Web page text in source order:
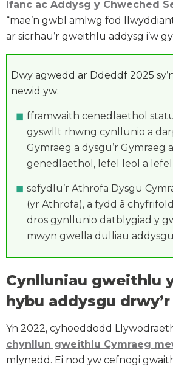
Ifanc ac Addysg y Chweched
“mae’n gwbl amlwg fod
ar sicrhau’r gweithlu addysg i’w
Dwy agwedd ar Ddeddf 2025
newid yw:
fframwaith cenedlaethol
gyswllt rhwng cynllunio a
Gymraeg a dysgu’r Gymraeg
genedlaethol, lefel leol a lefel
sefydlu’r Athrofa Dysgu
(yr Athrofa), a fydd â
dros gynllunio datblygiad y
mwyn gwella dulliau
Cynlluniau gweithlu
hybu addysgu
Yn 2022, cyhoeddodd
chynllun gweithlu Cymraeg
mlynedd. Ei nod yw cefnogi